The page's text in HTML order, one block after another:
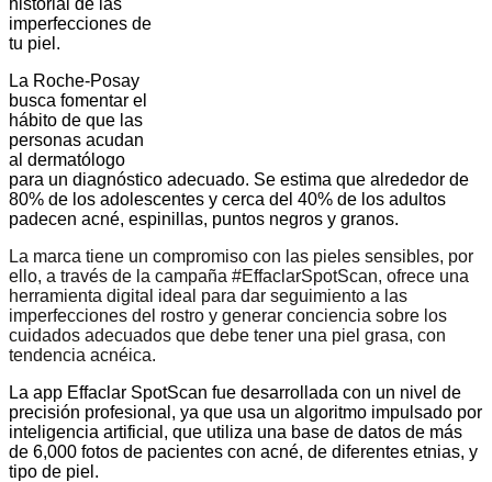
imperfecciones de
tu piel.
La Roche-Posay
busca fomentar el
hábito de que las
personas acudan
al dermatólogo
para un diagnóstico adecuado. Se estima que alrededor de
80% de los adolescentes y cerca del 40% de los adultos
padecen acné, espinillas, puntos negros y granos.
La marca tiene un compromiso con las pieles sensibles, por
ello, a través de la campaña #EffaclarSpotScan, ofrece una
herramienta digital ideal para dar seguimiento a las
imperfecciones del rostro y generar conciencia sobre los
cuidados adecuados que debe tener una piel grasa, con
tendencia acnéica.
La app Effaclar SpotScan fue desarrollada con un nivel de
precisión profesional, ya que usa un algoritmo impulsado por
inteligencia artificial, que utiliza una base de datos de más
de 6,000 fotos de pacientes con acné, de diferentes etnias, y
tipo de piel.